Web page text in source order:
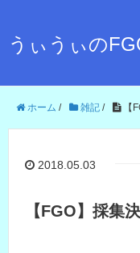
うぃうぃの
ホーム / 雑記 / 【
2018.05.03
【FGO】採集